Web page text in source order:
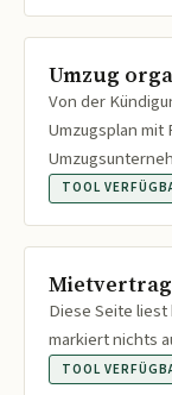
Umzug
Von der
Umzugsplan
TOOL
Diese Seite
markiert nichts
TOOL